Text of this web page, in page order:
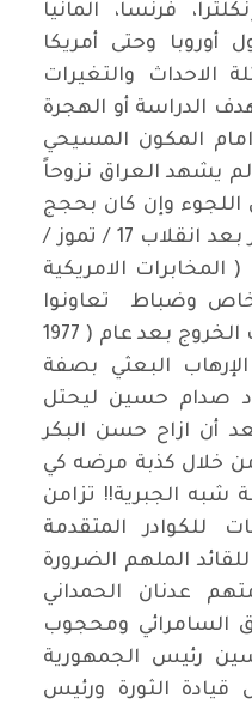
فرنسا، المانيا
أوروبا وحتى أمريكا
الاحداث والتغيرات
وانقلاب 1963 بهدف الدراسة أو الهجرة
المكون المسيحي
لم يشهد العراق نزوحاً
اللجوء وإن كان بحجج
كثيرة ، لكن الموضوع تطور بعد انقلاب 17 / تموز /
( المخابرات الامريكية
وضباط تعاونوا
معهم) وتصاعدت عمليات الخروج بعد عام ( 1977
الإرهاب البعثي بصفة
صدام حسين ليحتل
أن ازاح حسن البكر
من خلال كذبة مرضه كي
شبه الجبرية!! تزامن
للكوادر المتقدمة
الملهم الضرورة
عدنان الحمداني
السامرائي ومحجوب
رئيس الجمهورية
الثورة ورئيس